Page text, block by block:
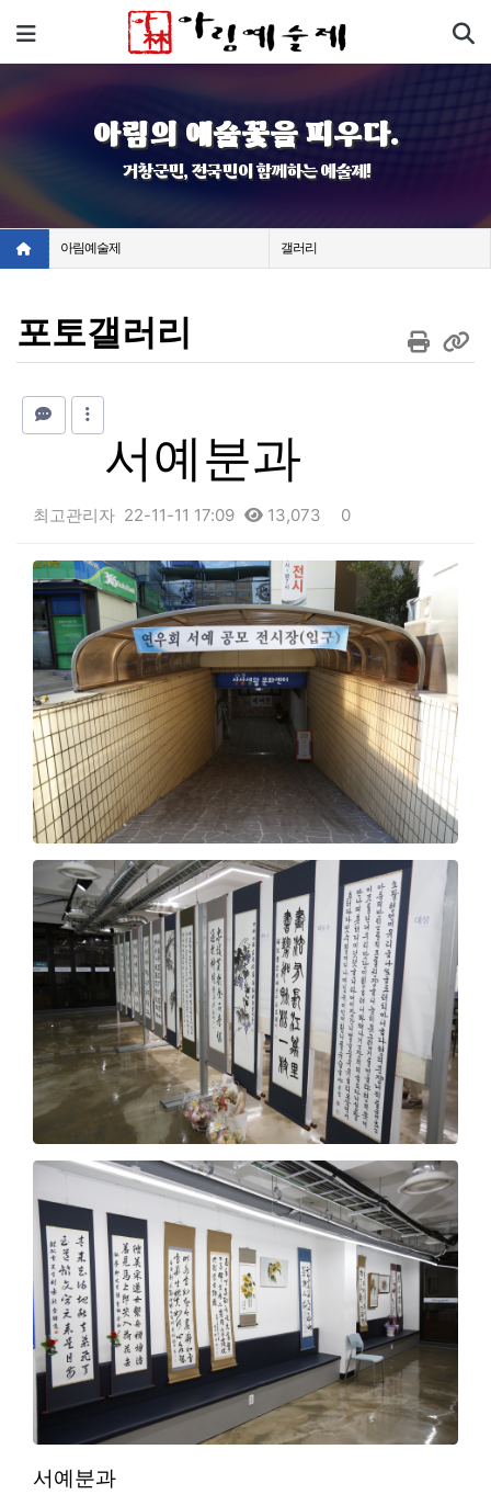
메뉴
아림의 예술꽃을 피우다.
거창군민, 전국민이 함께하는 예술제!
아림예술제 갤러리
포토갤러리
서예분과
최고관리자 22-11-11 17:09 13,073 0
본문
서예분과